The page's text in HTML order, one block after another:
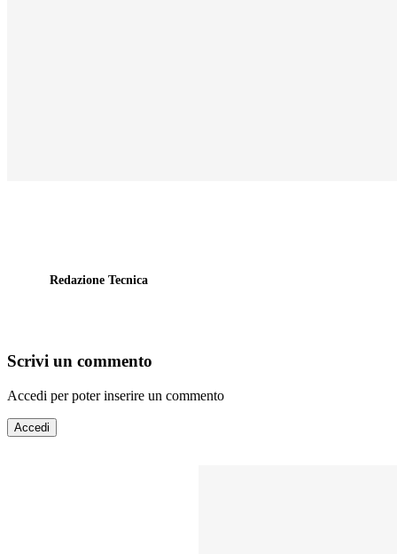
Redazione Tecnica
Scrivi un commento
Accedi per poter inserire un commento
Accedi